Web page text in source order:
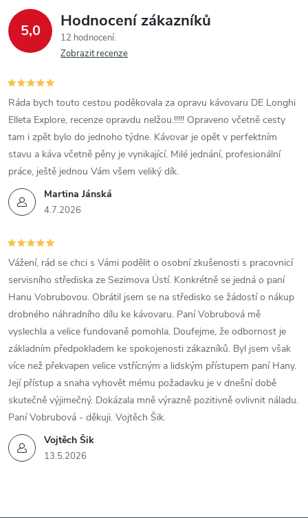
5,0 Hodnocení zákazníků
12 hodnocení
Zobrazit recenze
Martina Jánská
4.7.2026
Ráda bych touto cestou poděkovala za opravu kávovaru DE Longhi
Elleta Explore, recenze opravdu nelžou.!!!!! Opraveno včetně cesty
tam i zpět bylo do jednoho týdne. Kávovar je opět v perfektním
stavu a káva včetně pěny je vynikající. Milé jednání, profesionální
práce, ještě jednou Vám všem veliký dík.
Vojtěch Šik
13.5.2026
Vážení, rád se chci s Vámi podělit o osobní zkušenosti s pracovnicí
servisního střediska ze Sezimova Ústí. Konkrétně se jedná o paní
Hanu Vobrubovou. Obrátil jsem se na středisko se žádostí o nákup
drobného náhradního dílu ke kávovaru. Paní Vobrubová mě
vyslechla a velice fundovaně pomohla. Doufejme, že odbornost je
základním předpokladem ke spokojenosti zákazníků. Byl jsem však
více než překvapen velice vstřícným a lidským přístupem paní Hany.
Její přístup a snaha vyhovět mému požadavku je v dnešní době
skutečně výjimečný. Dokázala mně výrazně pozitivně ovlivnit náladu.
Paní Vobrubová - děkuji. Vojtěch Šik.